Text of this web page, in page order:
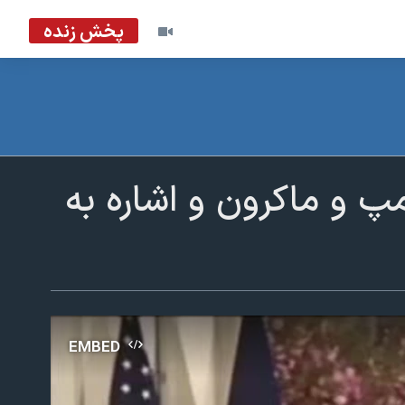
پخش زنده
و ماکرون و اشاره به
EMBED